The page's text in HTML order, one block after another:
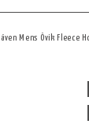
Mens Övik Fleece